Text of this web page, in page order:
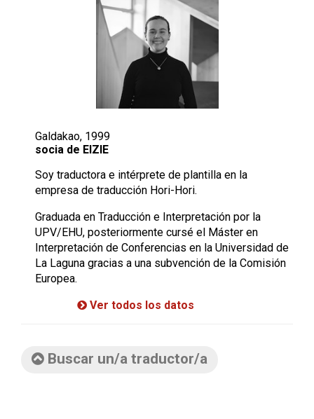
Galdakao, 1999
socia de EIZIE
Soy traductora e intérprete de plantilla en la
empresa de traducción Hori-Hori.
Graduada en Traducción e Interpretación por la
UPV/EHU, posteriormente cursé el Máster en
Interpretación de Conferencias en la Universidad de
La Laguna gracias a una subvención de la Comisión
Europea.
Ver todos los datos
Buscar un/a traductor/a